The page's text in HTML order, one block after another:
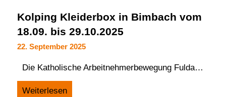
Kolping Kleiderbox in Bimbach vom
18.09. bis 29.10.2025
22. September 2025
Die Katholische Arbeitnehmerbewegung Fulda…
Weiterlesen